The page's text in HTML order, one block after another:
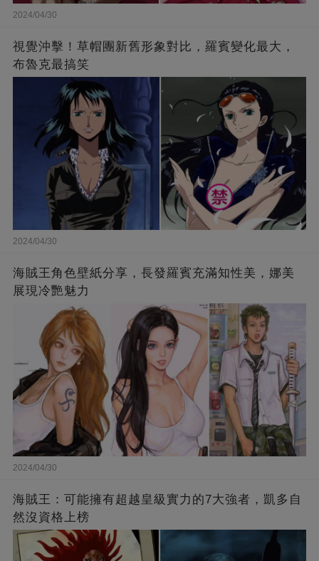
2024/04/30
視覺沖擊！草帽團新舊形象對比，羅賓變化最大，
布魯克最搞笑
2024/04/30
海賊王角色壁紙分享，長發羅賓充滿知性美，娜美
展現冷艷魅力
2024/04/30
海賊王：可能擁有超越皇級實力的7大強者，凱多自
然沒資格上榜